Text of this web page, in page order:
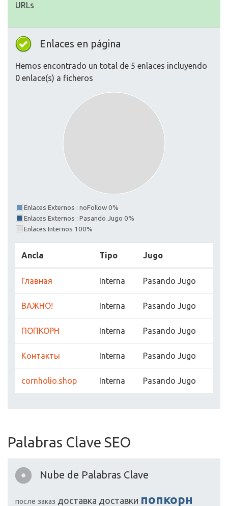
URLs
Enlaces en página
Hemos encontrado un total de 5 enlaces incluyendo
0 enlace(s) a ficheros
Enlaces Externos : noFollow 0%
Enlaces Externos : Pasando Jugo 0%
Enlaces Internos 100%
Ancla Tipo Jugo
Главная Interna Pasando Jugo
ВАЖНО! Interna Pasando Jugo
ПОПКОРН Interna Pasando Jugo
Контакты Interna Pasando Jugo
cornholio.shop Interna Pasando Jugo
Palabras Clave SEO
Nube de Palabras Clave
после заказ доставка доставки попкорн